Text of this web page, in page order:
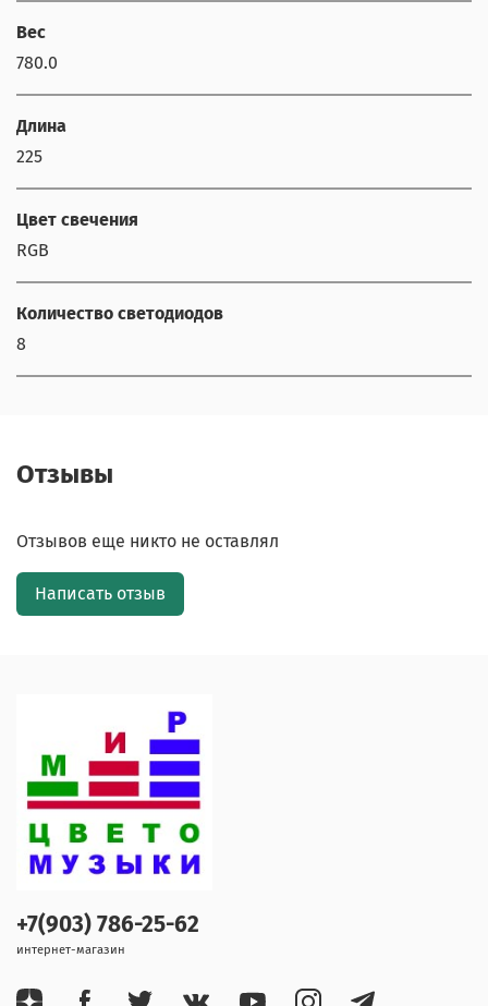
Вес
780.0
Длина
225
Цвет свечения
RGB
Количество светодиодов
8
Отзывы
Отзывов еще никто не оставлял
Написать отзыв
+7(903) 786-25-62
интернет-магазин